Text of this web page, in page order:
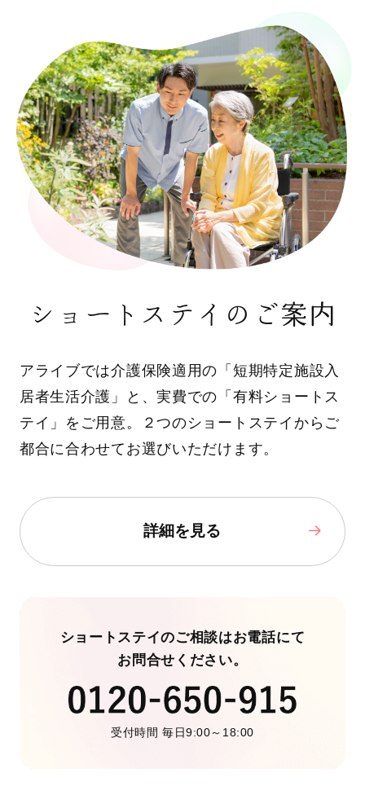
ショートステイのご案内
アライブでは介護保険適用の「短期特定施設入
居者生活介護」と、実費での「有料ショートス
テイ」をご用意。２つのショートステイからご
都合に合わせてお選びいただけます。
詳細を見る
ショートステイのご相談はお電話にて
お問合せください。
受付時間 毎日9:00～18:00